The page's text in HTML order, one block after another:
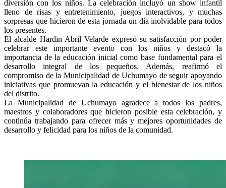
diversión con los niños. La celebración incluyó un show infantil
lleno de risas y entretenimiento, juegos interactivos, y muchas
sorpresas que hicieron de esta jornada un día inolvidable para todos
los presentes.
El alcalde Hardin Abril Velarde expresó su satisfacción por poder
celebrar este importante evento con los niños y destacó la
importancia de la educación inicial como base fundamental para el
desarrollo integral de los pequeños. Además, reafirmó el
compromiso de la Municipalidad de Uchumayo de seguir apoyando
iniciativas que promuevan la educación y el bienestar de los niños
del distrito.
La Municipalidad de Uchumayo agradece a todos los padres,
maestros y colaboradores que hicieron posible esta celebración, y
continúa trabajando para ofrecer más y mejores oportunidades de
desarrollo y felicidad para los niños de la comunidad.